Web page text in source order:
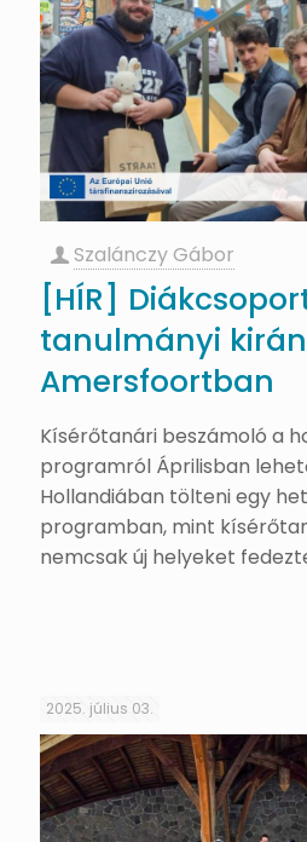
Szalánczy Gábor
[HÍR]
tanulmányi
Amersfoortban
Kísérőtanári beszámoló a
programról Áprilisban
Hollandiában tölteni egy
programban, mint
nemcsak új helyeket
2025. július 03.